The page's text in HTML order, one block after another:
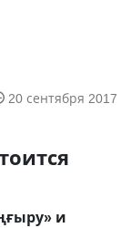
20 сентября 2017
и